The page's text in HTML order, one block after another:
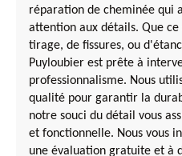
réparation de cheminée qui
attention aux détails. Que
tirage, de fissures, ou
Puyloubier est prête à
professionnalisme. Nous
qualité pour garantir la
notre souci du détail vous
et fonctionnelle. Nous vous
une évaluation gratuite et à